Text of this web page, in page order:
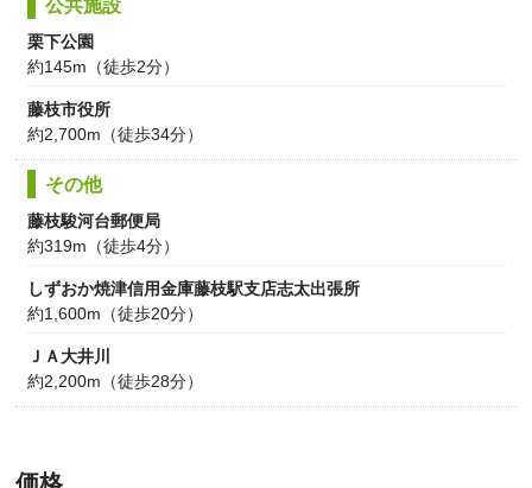
公共施設
栗下公園
約145m（徒歩2分）
藤枝市役所
約2,700m（徒歩34分）
その他
藤枝駿河台郵便局
約319m（徒歩4分）
しずおか焼津信用金庫藤枝駅支店志太出張所
約1,600m（徒歩20分）
ＪＡ大井川
約2,200m（徒歩28分）